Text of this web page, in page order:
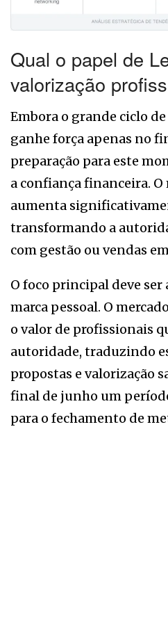
Qual o papel de
valorização
Embora o grande ciclo
ganhe força apenas no
preparação para este
a confiança financeira.
aumenta
transformando a
com gestão ou vendas
O foco principal deve ser
marca pessoal. O
o valor de profissionais
autoridade, traduzindo
propostas e valorização
final de junho um
para o fechamento de